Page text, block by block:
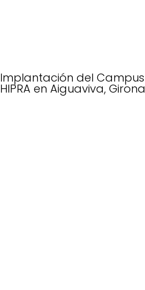
Implantación del Campus
HIPRA en Aiguaviva, Girona